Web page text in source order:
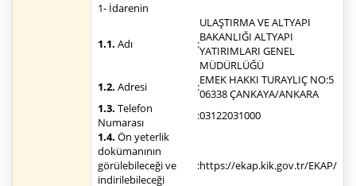
1- İdarenin
1.1. Adı :
ULAŞTIRMA VE ALTYAPI
BAKANLIĞI ALTYAPI
YATIRIMLARI GENEL
MÜDÜRLÜĞÜ
1.2. Adresi :EMEK HAKKI TURAYLIÇ NO:5
06338 ÇANKAYA/ANKARA
1.3. Telefon
Numarası
:03122031000
1.4. Ön yeterlik
dokümanının
görülebileceği ve
indirilebileceği
:https://ekap.kik.gov.tr/EKAP/